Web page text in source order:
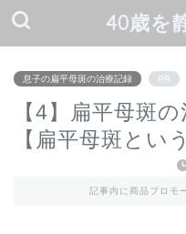
40歳を
息子の扁平母斑の治療記録 PR
【4】扁平母斑
【扁平母斑とい
記事内に商品プロモ